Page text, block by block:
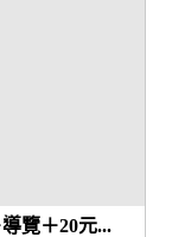
覽＋20元...